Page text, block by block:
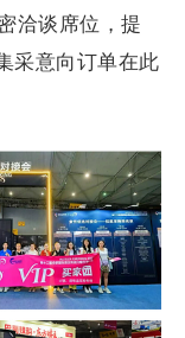
洽谈席位，提
采意向订单在此